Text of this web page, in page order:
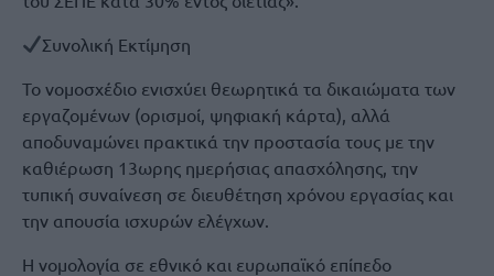
Συνολική Εκτίμηση
Το νομοσχέδιο ενισχύει θεωρητικά τα δικαιώματα των
εργαζομένων (ορισμοί, ψηφιακή κάρτα), αλλά
αποδυναμώνει πρακτικά την προστασία τους με την
καθιέρωση 13ωρης ημερήσιας απασχόλησης, την
τυπική συναίνεση σε διευθέτηση χρόνου εργασίας και
την απουσία ισχυρών ελέγχων.
Η νομολογία σε εθνικό και ευρωπαϊκό επίπεδο